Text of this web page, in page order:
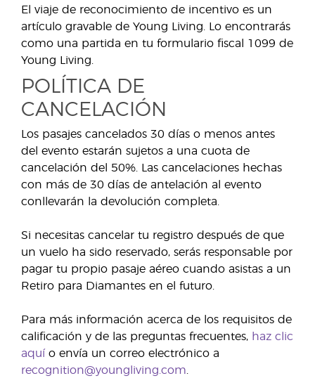
El viaje de reconocimiento de incentivo es un
artículo gravable de Young Living. Lo encontrarás
como una partida en tu formulario fiscal 1099 de
Young Living.
POLÍTICA DE
CANCELACIÓN
Los pasajes cancelados 30 días o menos antes
del evento estarán sujetos a una cuota de
cancelación del 50%. Las cancelaciones hechas
con más de 30 días de antelación al evento
conllevarán la devolución completa.
Si necesitas cancelar tu registro después de que
un vuelo ha sido reservado, serás responsable por
pagar tu propio pasaje aéreo cuando asistas a un
Retiro para Diamantes en el futuro.
Para más información acerca de los requisitos de
calificación y de las preguntas frecuentes, haz clic
aquí o envía un correo electrónico a
recognition@youngliving.com